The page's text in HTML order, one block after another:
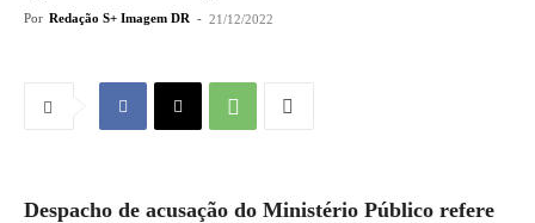
Por Redação S+ Imagem DR - 21/12/2022
Despacho de acusação do Ministério Público refere